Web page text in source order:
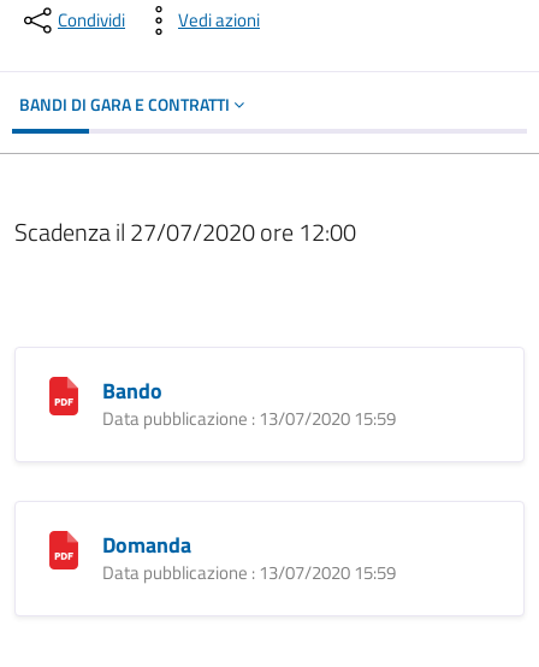
Condividi Vedi azioni
BANDI DI GARA E CONTRATTI
Scadenza il 27/07/2020 ore 12:00
Bando
Data pubblicazione : 13/07/2020 15:59
Domanda
Data pubblicazione : 13/07/2020 15:59